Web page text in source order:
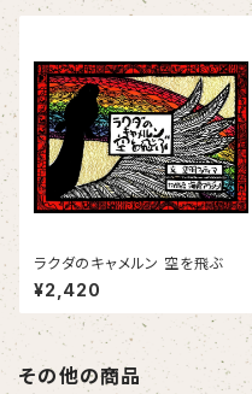
ラクダのキャメルン 空を飛ぶ
¥2,420
その他の商品